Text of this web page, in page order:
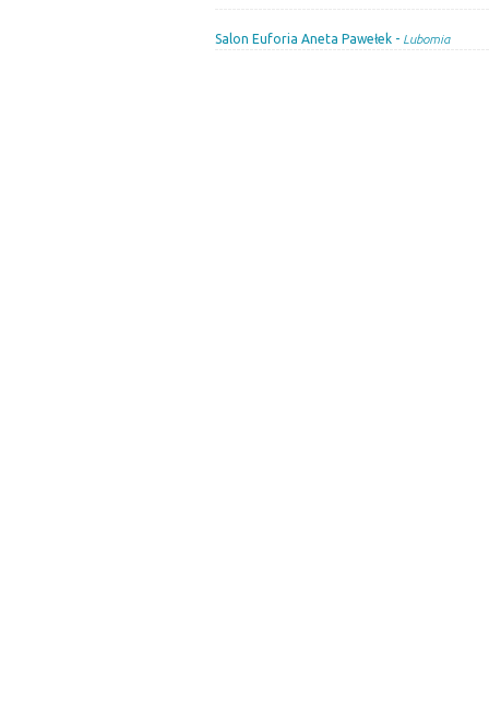
Salon Euforia Aneta Pawełek - Lubomia